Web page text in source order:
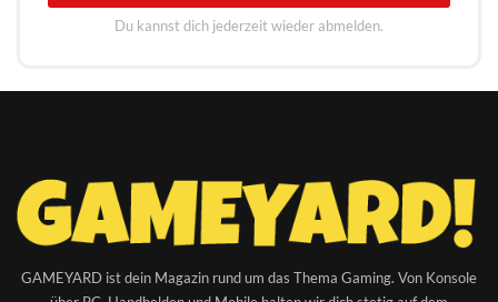
Du kannst dich jederzeit wieder abmelden.
GAMEYARD ist dein Magazin rund um das Thema Gaming. Von Konsole